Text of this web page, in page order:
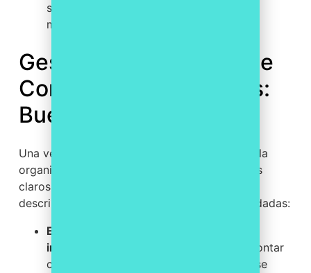
situaciones de riesgo antes de que se
materialicen.
Gestión y Prevención de
Conflictos de Intereses:
Buenas Prácticas
Una vez detectado un conflicto de intereses, la
organización debe contar con procedimientos
claros para su gestión. A continuación, se
describen las buenas prácticas más recomendadas:
Elaborar una política de conflicto de
intereses.
Toda organización debería contar
con una política interna que defina qué se